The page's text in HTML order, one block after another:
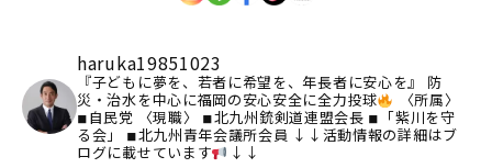
haruka19851023
『子どもに夢を、若者に希望を、年長者に安心を』
防
災・治水を中心に福岡の安心安全に全力投球
〈所属〉
◾︎自民党 〈現職〉 ◾︎北九州銃剣道連盟会長 ◾︎「紫川を守
る会」
◾︎北九州青年会議所会員 ↓↓活動情報の詳細はブ
ログに載せています
↓↓